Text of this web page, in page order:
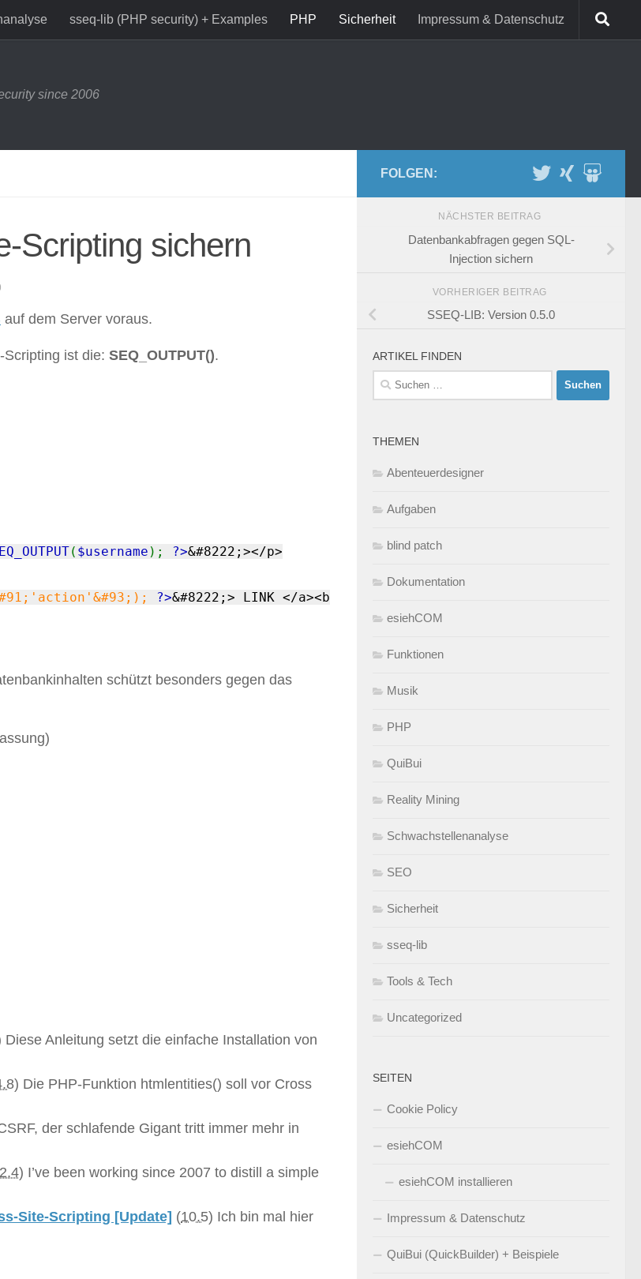
sseq-lib (PHP security) + Examples PHP Sicherheit Impressum & Datenschutz
since 2006
Scripting sichern
auf dem Server voraus.
ist die: SEQ_OUTPUT().
( $username ); ?>&#8222;></p>
?>&#8222;> LINK </a><b
schützt besonders gegen das
Diese Anleitung setzt die einfache Installation von
) Die PHP-Funktion htmlentities() soll vor Cross
der schlafende Gigant tritt immer mehr in
) I’ve been working since 2007 to distill a simple
Site-Scripting [Update] (10.5) Ich bin mal hier
FOLGEN:
NÄCHSTER BEITRAG
Datenbankabfragen gegen SQL-
Injection sichern
VORHERIGER BEITRAG
SSEQ-LIB: Version 0.5.0
ARTIKEL FINDEN
Suchen
nach:
THEMEN
Abenteuerdesigner
Aufgaben
blind patch
Dokumentation
esiehCOM
Funktionen
Musik
PHP
QuiBui
Reality Mining
Schwachstellenanalyse
SEO
Sicherheit
sseq-lib
Tools & Tech
Uncategorized
SEITEN
Cookie Policy
esiehCOM
esiehCOM installieren
Impressum & Datenschutz
QuiBui (QuickBuilder) + Beispiele